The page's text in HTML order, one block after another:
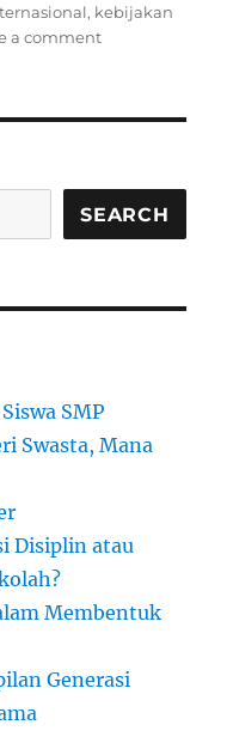
, kebijakan
a commenton
Jepang
SEARCH
SMP
Swasta, Mana
Disiplin atau
Membentuk
Generasi